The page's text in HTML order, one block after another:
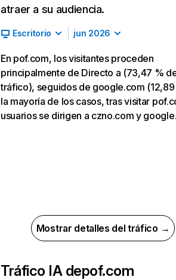
atraer a su audiencia.
Escritorio jun 2026
En pof.com, los visitantes proceden
principalmente de Directo a (73,47 %
tráfico), seguidos de google.com (12,89
la mayoría de los casos, tras visitar
usuarios se dirigen a czno.com y
Mostrar detalles del tráfico →
Tráfico IA depof.com